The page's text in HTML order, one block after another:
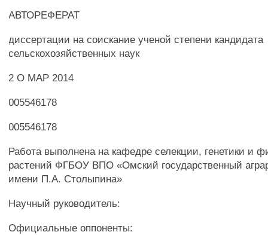
АВТОРЕФЕРАТ
диссертации на соискание ученой степени кандидата
сельскохозяйственных наук
2 О МАР 2014
005546178
005546178
Работа выполнена на кафедре селекции, генетики и
растений ФГБОУ ВПО «Омский государственный
имени П.А. Столыпина»
Научный руководитель:
Официальные оппоненты: